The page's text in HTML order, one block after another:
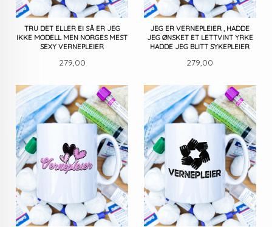
TRU DET ELLER EI SÅ ER JEG
IKKE MODELL MEN NORGES MEST
SEXY VERNEPLEIER
Pris
279,00
JEG ER VERNEPLEIER , HADDE
JEG ØNSKET ET LETTVINT YRKE
HADDE JEG BLITT SYKEPLEIER
Pris
279,00